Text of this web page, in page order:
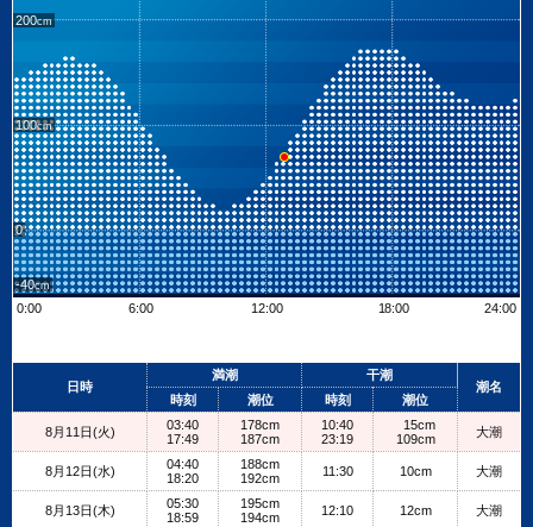
200
100
0
-40
0:00
6:00 12:00 18:00 24:00
+
日時
満潮
干潮
潮名
時刻
潮位 時刻 潮位
8月11日(火)
03:40
17:49
178cm
187cm
10:40
23:19
15cm
109cm
大潮
8月12日(水)
04:40
18:20
188cm
192cm
11:30 10cm 大潮
8月13日(木)
05:30
18:59
195cm
194cm
12:10 12cm 大潮